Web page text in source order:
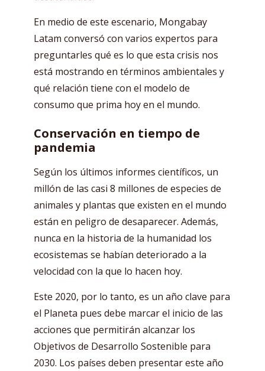
En medio de este escenario, Mongabay
Latam conversó con varios expertos para
preguntarles qué es lo que esta crisis nos
está mostrando en términos ambientales y
qué relación tiene con el modelo de
consumo que prima hoy en el mundo.
Conservación en tiempo de
pandemia
Según los últimos informes científicos, un
millón de las casi 8 millones de especies de
animales y plantas que existen en el mundo
están en peligro de desaparecer. Además,
nunca en la historia de la humanidad los
ecosistemas se habían deteriorado a la
velocidad con la que lo hacen hoy.
Este 2020, por lo tanto, es un año clave para
el Planeta pues debe marcar el inicio de las
acciones que permitirán alcanzar los
Objetivos de Desarrollo Sostenible para
2030. Los países deben presentar este año